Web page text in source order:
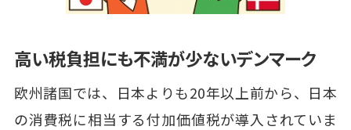
高い税負担にも不満が少ないデンマーク
欧州諸国では、日本よりも20年以上前から、日本
の消費税に相当する付加価値税が導入されていま